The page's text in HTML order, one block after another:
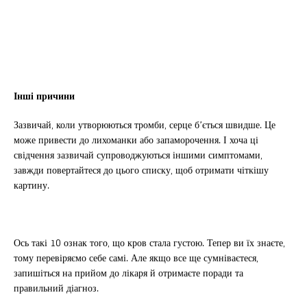
Інші причини
Зазвичай, коли утворюються тромби, серце б’ється швидше. Це
може привести до лихоманки або запаморочення. І хоча ці
свідчення зазвичай супроводжуються іншими симптомами,
завжди повертайтеся до цього списку, щоб отримати чіткішу
картину.
Ось такі 10 ознак того, що кров стала густою. Тепер ви їх знаєте,
тому перевіряємо себе самі. Але якщо все ще сумніваєтеся,
запишіться на прийом до лікаря й отримаєте поради та
правильний діагноз.